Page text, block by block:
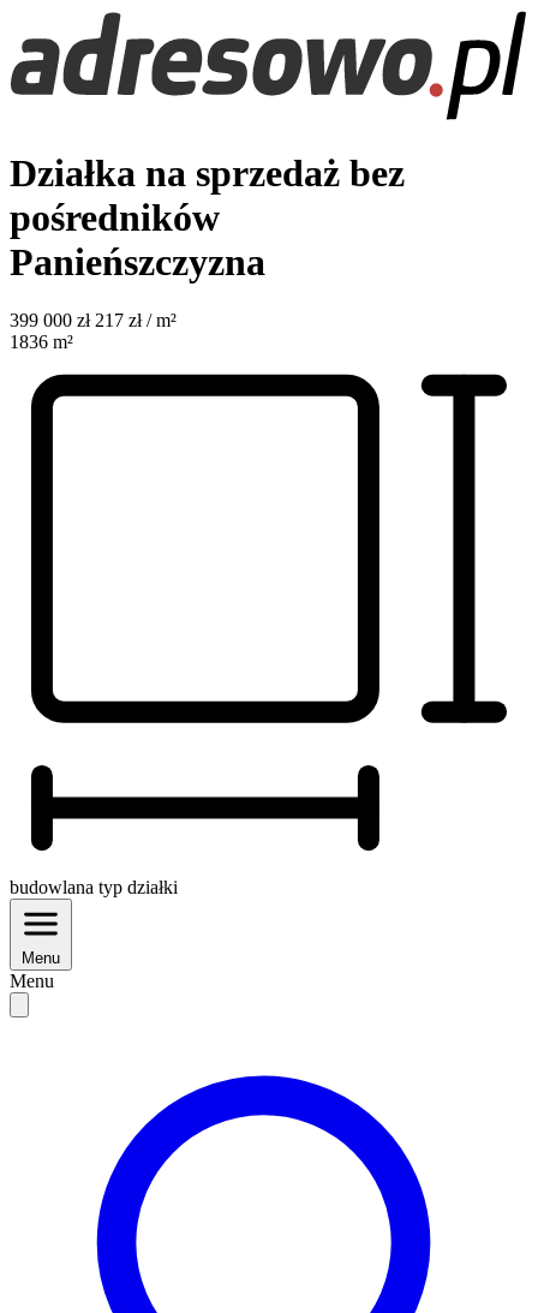
Działka na sprzedaż bez
pośredników
Panieńszczyzna
399 000 zł 217 zł / m²
1836 m²
budowlana typ działki
Menu
Menu